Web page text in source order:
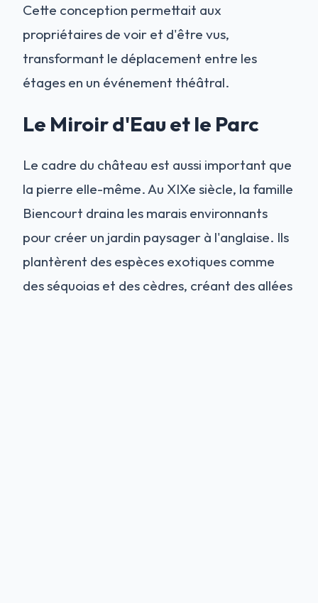
Cette conception permettait aux
propriétaires de voir et d'être vus,
transformant le déplacement entre les
étages en un événement théâtral.
Le Miroir d'Eau et le Parc
Le cadre du château est aussi important que
la pierre elle-même. Au XIXe siècle, la famille
Biencourt draina les marais environnants
pour créer un jardin paysager à l'anglaise. Ils
plantèrent des espèces exotiques comme
des séquoias et des cèdres, créant des allées